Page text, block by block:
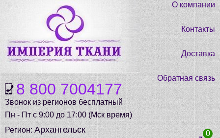
8 800 7004177
Звонок из регионов бесплатный
Пн - Пт с 9:00 до 17:00 (Мск время)
О компании
Контакты
Доставка
Обратная связь
Регион:Архангельск 0